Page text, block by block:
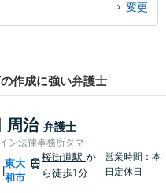
変更
作成に強い弁護士
周治 弁護士
ン法律事務所タマ
東大
和市
桜街道駅か
ら徒歩1分
営業時間：本
日定休日